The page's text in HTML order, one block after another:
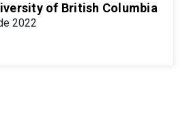
of British Columbia
2022